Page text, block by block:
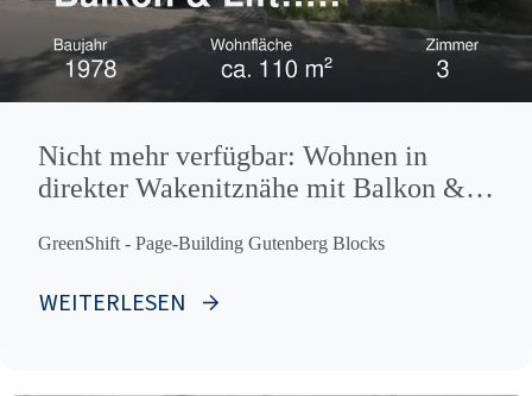
Nicht mehr verfügbar: Wohnen in
direkter Wakenitznähe mit Balkon &
GreenShift - Page-Building Gutenberg Blocks
WEITERLESEN